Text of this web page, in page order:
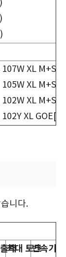
XL M+S
XL M+S
XL M+S
XL GOE[
니다.
출력
최대 토크
변속기